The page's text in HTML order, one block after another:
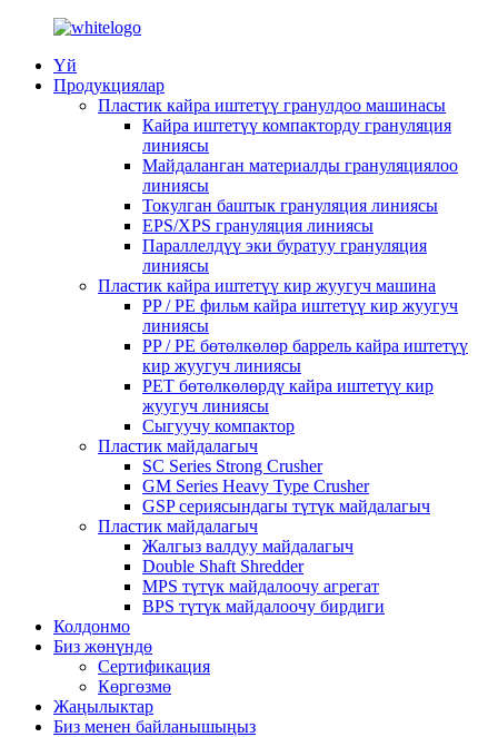
Үй
Продукциялар
Пластик кайра иштетүү гранулдоо машинасы
Кайра иштетүү компакторду грануляция
линиясы
Майдаланган материалды грануляциялоо
линиясы
Токулган баштык грануляция линиясы
EPS/XPS грануляция линиясы
Параллелдүү эки буратуу грануляция
линиясы
Пластик кайра иштетүү кир жуугуч машина
PP / PE фильм кайра иштетүү кир жуугуч
линиясы
PP / PE бөтөлкөлөр баррель кайра иштетүү
кир жуугуч линиясы
PET бөтөлкөлөрдү кайра иштетүү кир
жуугуч линиясы
Сыгуучу компактор
Пластик майдалагыч
SC Series Strong Crusher
GM Series Heavy Type Crusher
GSP сериясындагы түтүк майдалагыч
Пластик майдалагыч
Жалгыз валдуу майдалагыч
Double Shaft Shredder
MPS түтүк майдалоочу агрегат
BPS түтүк майдалоочу бирдиги
Колдонмо
Биз жөнүндө
Сертификация
Көргөзмө
Жаңылыктар
Биз менен байланышыңыз